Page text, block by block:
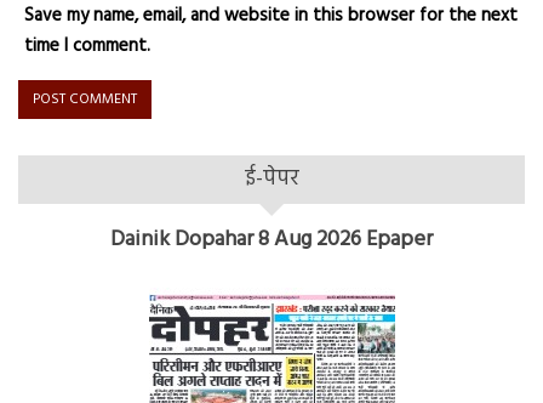
Save my name, email, and website in this browser for the next
time I comment.
ई-पेपर
Dainik Dopahar 8 Aug 2026 Epaper